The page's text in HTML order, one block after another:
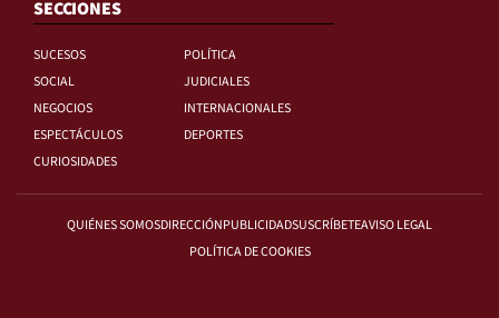
SECCIONES
SUCESOS
POLÍTICA
SOCIAL
JUDICIALES
NEGOCIOS
INTERNACIONALES
ESPECTÁCULOS
DEPORTES
CURIOSIDADES
QUIÉNES SOMOSDIRECCIÓNPUBLICIDADSUSCRÍBETEAVISO LEGAL
POLÍTICA DE COOKIES